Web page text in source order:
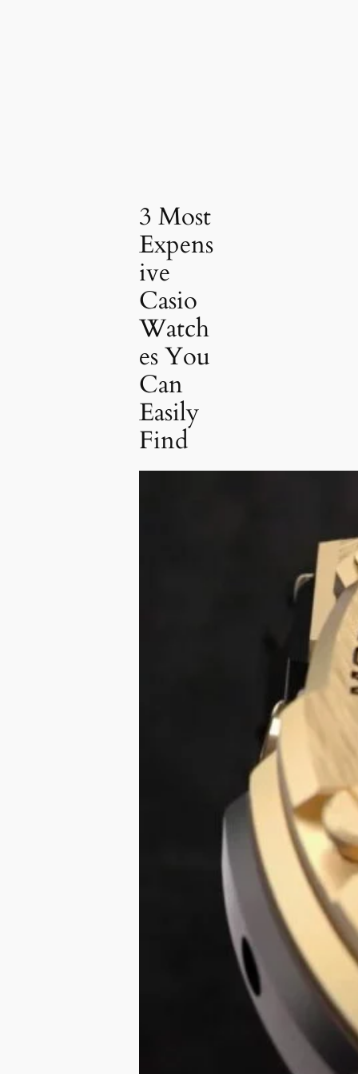
3 Most
Expens
ive
Casio
Watch
es You
Can
Easily
Find